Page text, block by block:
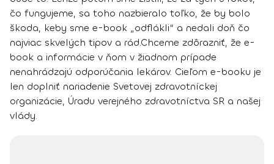
čo fungujeme, sa toho nazbieralo toľko, že by bolo
škoda, keby sme e-book „odflákli“ a nedali doň čo
najviac skvelých tipov a rád.Chceme zdôrazniť, že e-
book a informácie v ňom v žiadnom prípade
nenahrádzajú odporúčania lekárov. Cieľom e-booku je
len doplniť nariadenie Svetovej zdravotníckej
organizácie, Úradu verejného zdravotníctva SR a našej
vlády.